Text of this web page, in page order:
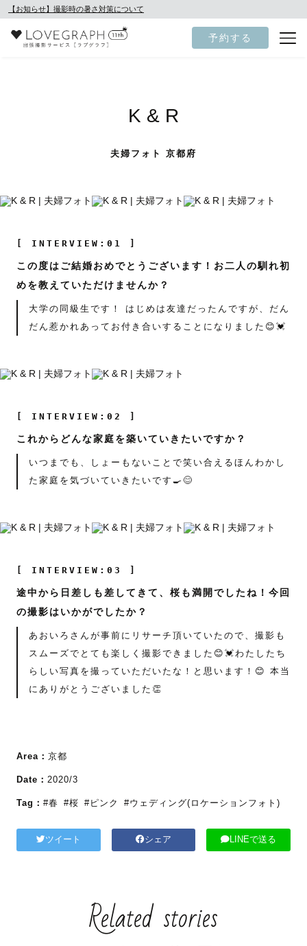
【お知らせ】撮影時の暑さ対策について
予約する
K & R
夫婦フォト 京都府
[ INTERVIEW:01 ]
この度はご結婚おめでとうございます！お二人の馴れ初
めを教えていただけませんか？
大学の同級生です！ はじめは友達だったんですが、だん
だん惹かれあってお付き合いすることになりました😊💓
[ INTERVIEW:02 ]
これからどんな家庭を築いていきたいですか？
いつまでも、しょーもないことで笑い合えるほんわかし
た家庭を気づいていきたいです🍳😊
[ INTERVIEW:03 ]
途中から日差しも差してきて、桜も満開でしたね！今回
の撮影はいかがでしたか？
あおいろさんが事前にリサーチ頂いていたので、撮影も
スムーズでとても楽しく撮影できました😊💓わたしたち
らしい写真を撮っていただいたな！と思います！😊 本当
にありがとうございました👏
Area： 京都
Date： 2020/3
Tag： #春 #桜 #ピンク #ウェディング(ロケーションフォト)
ツイート シェア LINEで送る
Related stories